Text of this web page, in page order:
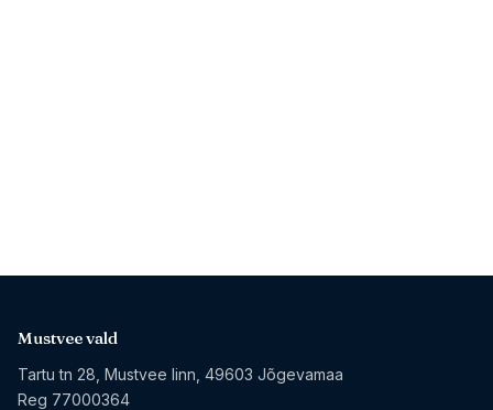
Mustvee vald
Tartu tn 28, Mustvee linn, 49603 Jõgevamaa
Reg 77000364